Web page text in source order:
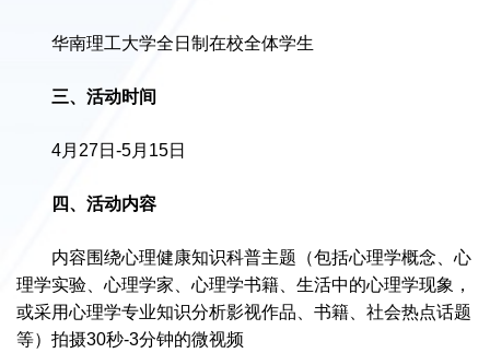
华南理工大学全日制在校全体学生
三、活动时间
4月27日-5月15日
四、活动内容
内容围绕心理健康知识科普主题（包括心理学概念、心
理学实验、心理学家、心理学书籍、生活中的心理学现象，
或采用心理学专业知识分析影视作品、书籍、社会热点话题
等）拍摄30秒-3分钟的微视频